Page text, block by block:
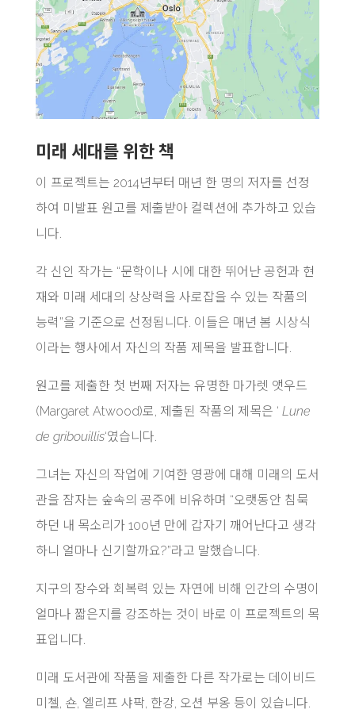
미래 세대를 위한 책
이 프로젝트는 2014년부터 매년 한 명의 저자를 선정
하여 미발표 원고를 제출받아 컬렉션에 추가하고 있습
니다.
각 신인 작가는 “문학이나 시에 대한 뛰어난 공헌과 현
재와 미래 세대의 상상력을 사로잡을 수 있는 작품의
능력”을 기준으로 선정됩니다. 이들은 매년 봄 시상식
이라는 행사에서 자신의 작품 제목을 발표합니다.
원고를 제출한 첫 번째 저자는 유명한 마가렛 앳우드
(Margaret Atwood)로, 제출된 작품의 제목은 ‘ Lune
de gribouillis‘였습니다.
그녀는 자신의 작업에 기여한 영광에 대해 미래의 도서
관을 잠자는 숲속의 공주에 비유하며 “오랫동안 침묵
하던 내 목소리가 100년 만에 갑자기 깨어난다고 생각
하니 얼마나 신기할까요?”라고 말했습니다.
지구의 장수와 회복력 있는 자연에 비해 인간의 수명이
얼마나 짧은지를 강조하는 것이 바로 이 프로젝트의 목
표입니다.
미래 도서관에 작품을 제출한 다른 작가로는 데이비드
미첼, 숀, 엘리프 샤팍, 한강, 오션 부옹 등이 있습니다.